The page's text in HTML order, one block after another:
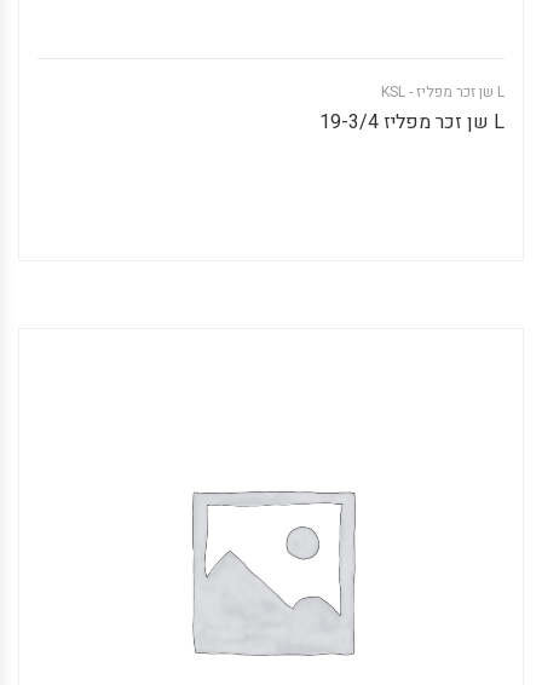
L שן זכר מפליז - KSL
L שן זכר מפליז 19-3/4